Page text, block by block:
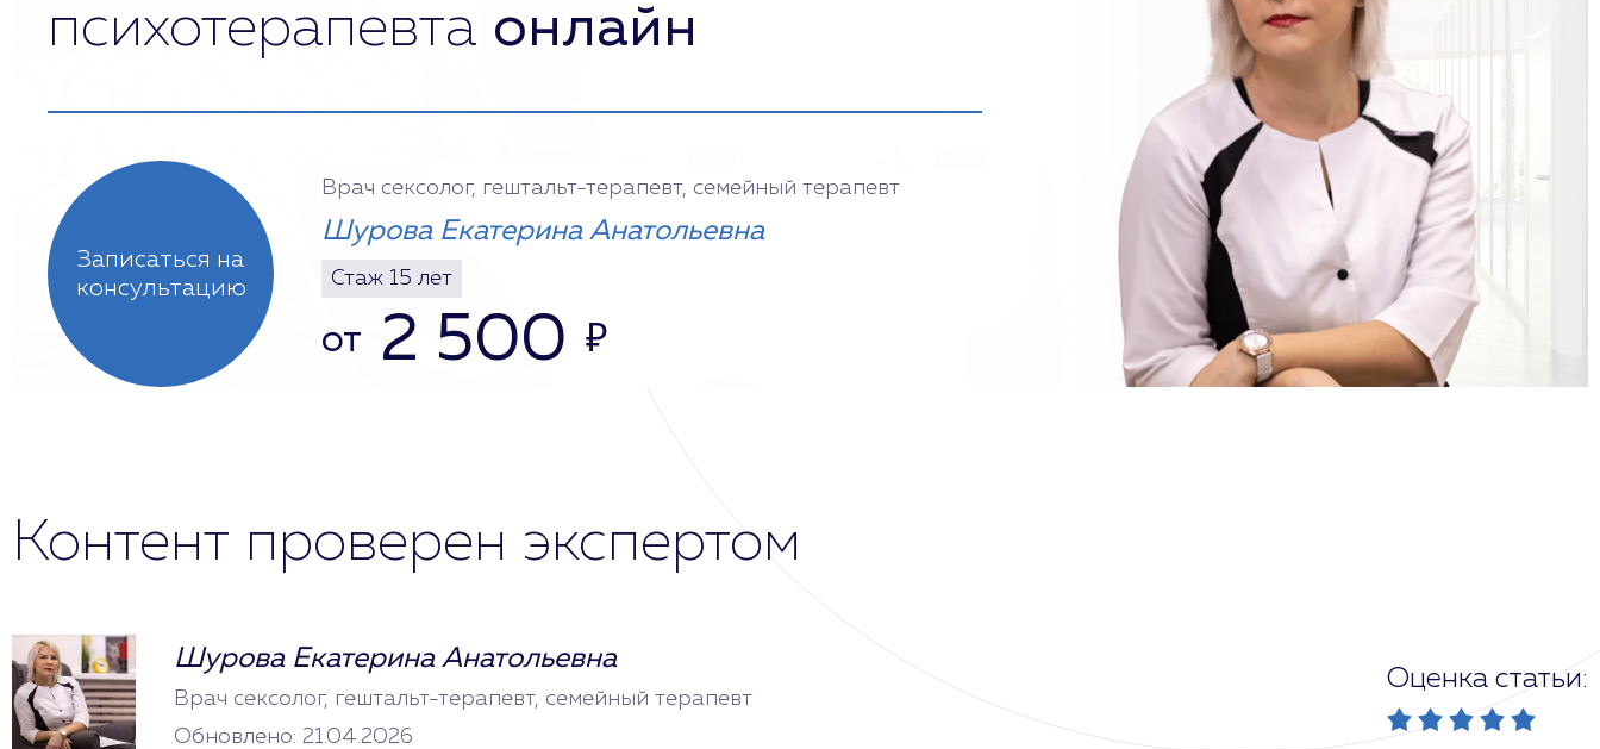
психотерапевта онлайн
Записаться на
консультацию
Врач сексолог, гештальт-терапевт, семейный терапевт
Шурова Екатерина Анатольевна
Стаж 15 лет
от 2 500 ₽
Контент проверен экспертом
Шурова Екатерина Анатольевна
Врач сексолог, гештальт-терапевт, семейный терапевт
Обновлено: 21.04.2026
Оценка статьи: